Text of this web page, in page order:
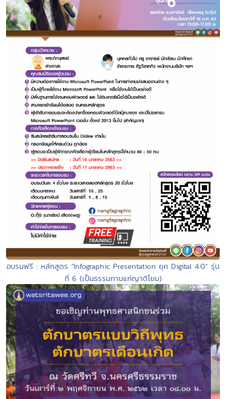
อบรมฟรี : หลักสูตร “Infographic Presentation ยุค Digital 4.0” รุ่น
ที่ 6 (เป็นธรรมทานแก่ญาติโยม)